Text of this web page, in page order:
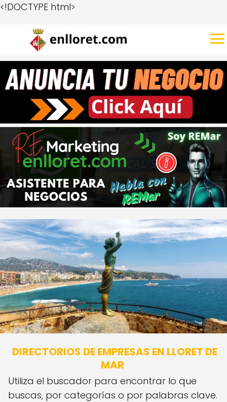
<!DOCTYPE html>
DIRECTORIOS DE EMPRESAS EN LLORET DE
MAR
Utiliza el buscador para encontrar lo que
buscas, por categorías o por palabras clave.